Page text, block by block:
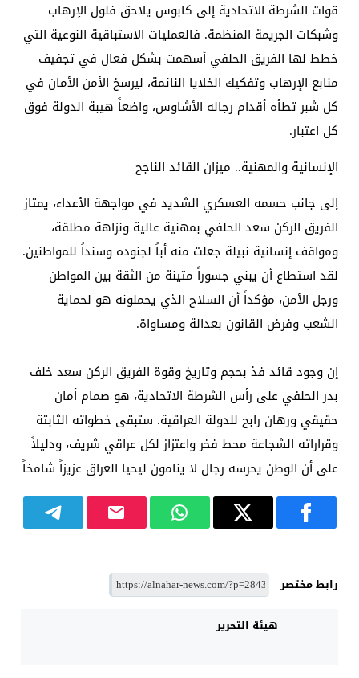
قوات الشرطة الاتحادية إلى كابوس يلاحق فلول الإرهاب
وشبكات الجريمة المنظمة. فالعمليات الاستباقية النوعية التي
خطط لها الفريق الحلفي أسهمت بشكل فعال في تجفيف
منابع الإرهاب وتفكيك الخلايا النائمة، ليرسخ الأمن الأمان في
كل شبر تطأه أقدام رجاله الأشاوس، واضعاً هيبة الدولة فوق
كل اعتبار.
​الإنسانية والمهنية.. ميزان القائد الناجح
​إلى جانب حسمه العسكري الشديد في مواجهة الأعداء، يمتاز
الفريق الركن سعد الحلفي بمهنية عالية ونزاهة مطلقة،
ومواقف إنسانية نبيلة جعلت منه أباً لجنوده وسنداً للمواطنين.
لقد استطاع أن يبني جسوراً متينة من الثقة بين المواطن
ورجل الأمن، مؤكداً أن السلاح الذي يحملونه هو لحماية
الشعب وفرض القانون بعدالة ومساواة.
إن وجود قائد فذ بحجم وتاريخ وقوة الفريق الركن سعد خلف
بدر الحلفي على رأس الشرطة الاتحادية، هو صمام أمان
حقيقي ورهان رابح للدولة العراقية. ستبقى خطواته الثابتة
وقراراته الشجاعة محط فخر واعتزاز لكل عراقي شريف، ودليلاً
على أن الوطن يحرسه رجال لا ينامون ليحيا العراق عزيزاً شامخاً
رابط مختصر
هيئة التحرير